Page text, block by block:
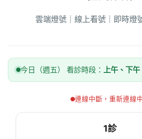
雲端燈號｜線上看號｜即時燈
今日（週五） 看診時段： 上午、下午
連線中斷，重新連線
1診